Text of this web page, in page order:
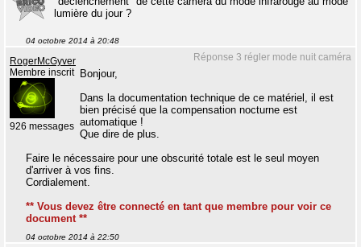
lumière du jour ?
04 octobre 2014 à 20:48
Réponse 3 régler mode nuit caméra
RogerMcGyver
Membre inscrit
926 messages
Bonjour,
Dans la documentation technique de ce matériel, il est
bien précisé que la compensation nocturne est
automatique !
Que dire de plus.
Faire le nécessaire pour une obscurité totale est le seul moyen
d'arriver à vos fins.
Cordialement.
** Vous devez être connecté en tant que membre pour voir ce
document **
04 octobre 2014 à 22:50